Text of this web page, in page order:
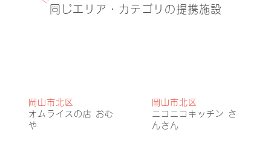
同じエリア・カテゴリの提携施設
岡山市北区
オムライスの店 おむ
や
岡山市北区
ニコニコキッチン さ
んさん